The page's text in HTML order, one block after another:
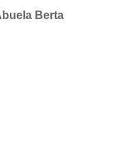
Berta